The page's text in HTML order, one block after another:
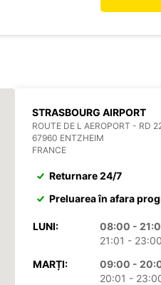
STRASBOURG AIRPORT
ROUTE DE L AEROPORT - RD
67960 ENTZHEIM
FRANCE
Returnare 24/7
Preluarea în afara
LUNI:
08:00 -
21:01 -
MARȚI:
09:00 -
20:01 -